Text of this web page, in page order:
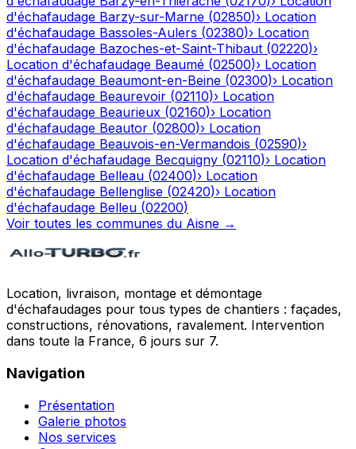
d'échafaudage Barzy-sur-Marne (02850)› Location
d'échafaudage Bassoles-Aulers (02380)› Location
d'échafaudage Bazoches-et-Saint-Thibaut (02220)›
Location d'échafaudage Beaumé (02500)› Location
d'échafaudage Beaumont-en-Beine (02300)› Location
d'échafaudage Beaurevoir (02110)› Location
d'échafaudage Beaurieux (02160)› Location
d'échafaudage Beautor (02800)› Location
d'échafaudage Beauvois-en-Vermandois (02590)›
Location d'échafaudage Becquigny (02110)› Location
d'échafaudage Belleau (02400)› Location
d'échafaudage Bellenglise (02420)› Location
d'échafaudage Belleu (02200)
Voir toutes les communes du Aisne →
Location, livraison, montage et démontage
d'échafaudages pour tous types de chantiers : façades,
constructions, rénovations, ravalement. Intervention
dans toute la France, 6 jours sur 7.
Navigation
Présentation
Galerie photos
Nos services